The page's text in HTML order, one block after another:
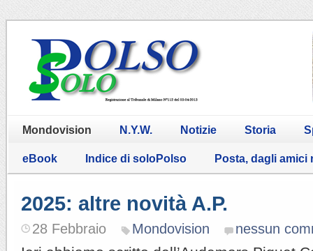
Mondovision N.Y.W. Notizie Storia
eBook Indice di soloPolso Posta, dagli amici
2025: altre novità A.P.
28 Febbraio Mondovision nessun